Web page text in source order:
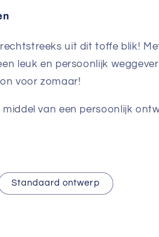
uit dit toffe blik! M
leuk en persoonlijk
voor zomaar!
van een persoonlijk
Standaard ontwerp